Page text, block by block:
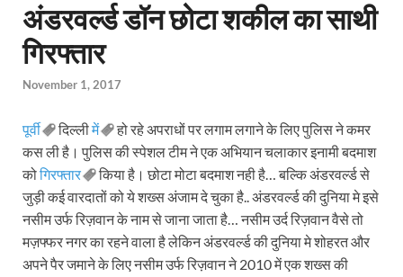
अंडरवर्ल्ड डॉन छोटा शकील का साथी
गिरफ्तार
November 1, 2017
पूर्वी दिल्लीमें
हो रहे अपराधों पर लगाम लगाने के लिए पुलिस ने कमर
कस ली है। पुलिस की स्पेशल टीम ने एक अभियान चलाकार इनामी बदमाश
कोगिरफ्तार
किया है। छोटा मोटा बदमाश नही है… बल्कि अंडरवर्ल्ड से
जुड़ी कई वारदातों को ये शख्स अंजाम दे चुका है.. अंडरवर्ल्ड की दुनिया मे इसे
नसीम उर्फ रिज़वान के नाम से जाना जाता है… नसीम उर्द रिज़वान वैसे तो
मज़फ्फर नगर का रहने वाला है लेकिन अंडरवर्ल्ड की दुनिया मे शोहरत और
अपने पैर जमाने के लिए नसीम उर्फ रिज़वान ने 2010 में एक शख्स की